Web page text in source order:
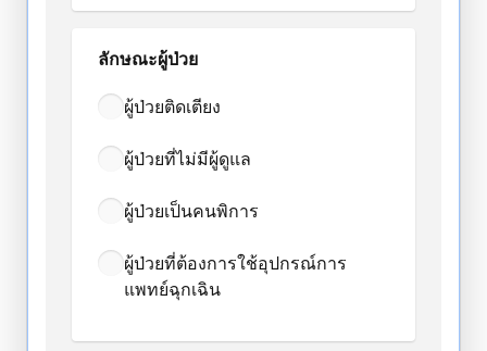
ลักษณะผู้ป่วย
ผู้ป่วยติดเตียง
ผู้ป่วยที่ไม่มีผู้ดูแล
ผู้ป่วยเป็นคนพิการ
ผู้ป่วยที่ต้องการใช้อุปกรณ์การ
แพทย์ฉุกเฉิน